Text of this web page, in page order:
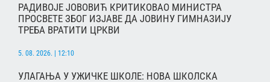
РАДИВОЈЕ ЈОВОВИЋ КРИТИКОВАО МИНИСТРА
ПРОСВЕТЕ ЗБОГ ИЗЈАВЕ ДА ЈОВИНУ ГИМНАЗИЈУ
ТРЕБА ВРАТИТИ ЦРКВИ
5. 08. 2026. | 12:10
УЛАГАЊА У УЖИЧКЕ ШКОЛЕ: НОВА ШКОЛСКА